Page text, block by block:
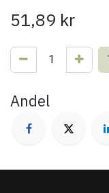
51,89 kr
Andel